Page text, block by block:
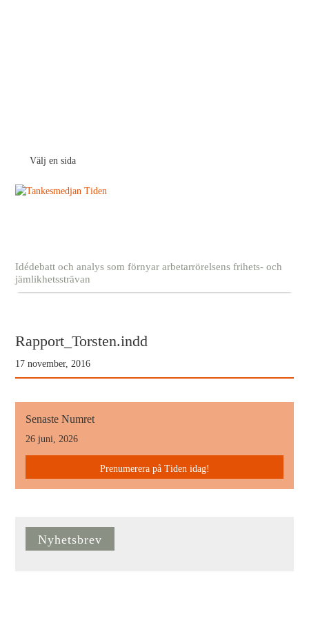
Välj en sida
Idédebatt och analys som förnyar arbetarrörelsens frihets- och
jämlikhetssträvan
Rapport_Torsten.indd
17 november, 2016
Senaste Numret
26 juni, 2026
Prenumerera på Tiden idag!
Nyhetsbrev